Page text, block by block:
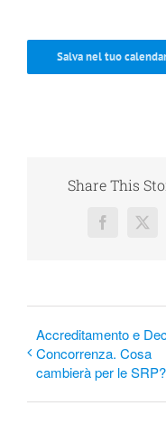
Salva nel tuo
Share This
Facebook
X
Accreditamento e
Concorrenza. Cosa
cambierà per le SRP?